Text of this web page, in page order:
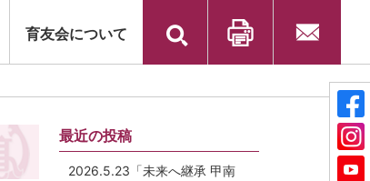
育友会について
検
わせ
最近の投稿
2026.5.23「未来へ継承 甲南